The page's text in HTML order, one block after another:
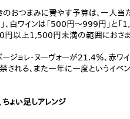
のおつまみに費やす予算は、一人
、白ワインは「500円～999円」
以上1,500円未満の範囲におさま
ョレ・ヌーヴォーが21.4％、赤ワ
される、また一年に一度というイベ
ょい足しアレンジ